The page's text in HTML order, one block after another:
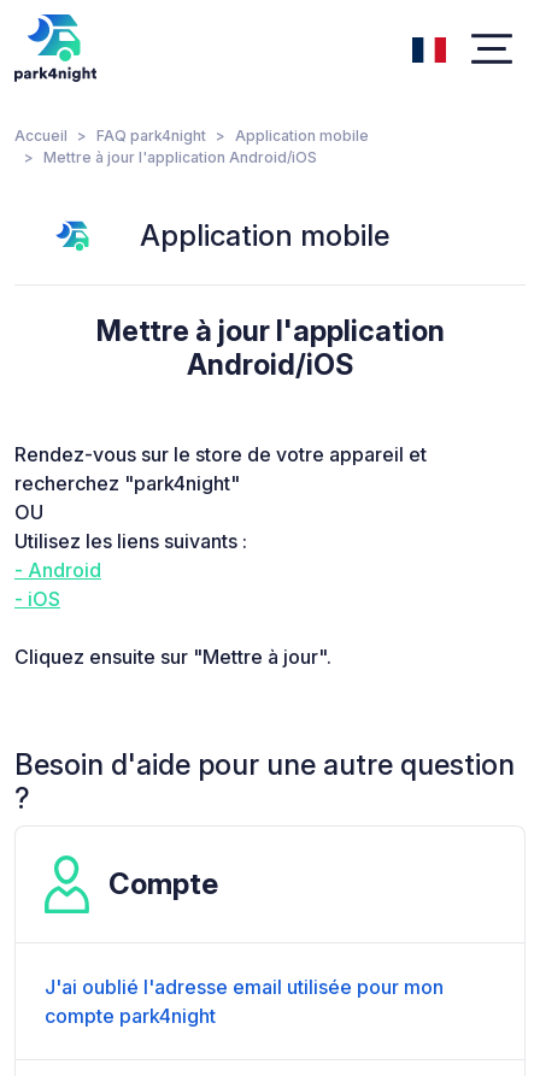
Accueil FAQ park4night
Application mobile
Mettre à jour l'application Android/iOS
Application mobile
Mettre à jour l'application
Android/iOS
Rendez-vous sur le store de votre appareil et
recherchez "park4night"
OU
Utilisez les liens suivants :
- Android
- iOS
Cliquez ensuite sur "Mettre à jour".
Besoin d'aide pour une autre question
?
Compte
J'ai oublié l'adresse email utilisée pour mon
compte park4night